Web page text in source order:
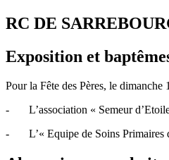
RC DE
Exposition et
Pour la Fête des Pères, le
- L’association « Semeur
- L’« Equipe de Soins Primaires